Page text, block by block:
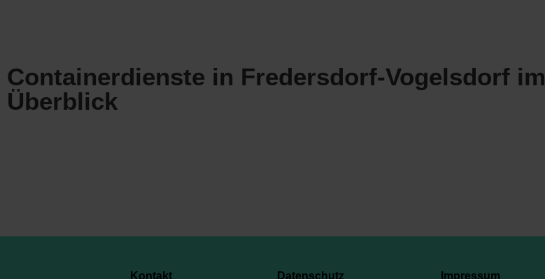
Containerdienste in Fredersdorf-Vogelsdorf im
Überblick
Kontakt Datenschutz Impressum